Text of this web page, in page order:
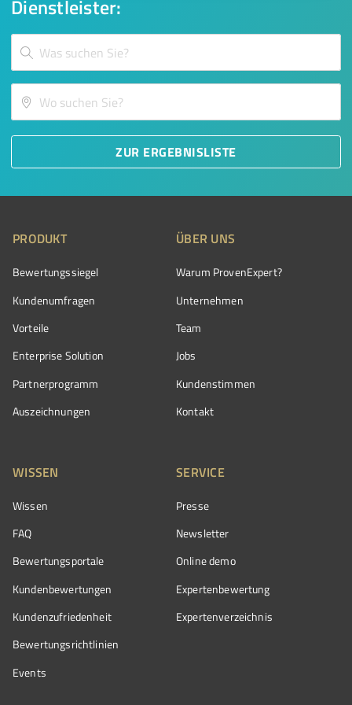
Dienstleister:
ZUR ERGEBNISLISTE
PRODUKT
Bewertungssiegel
Kundenumfragen
Vorteile
Enterprise Solution
Partnerprogramm
Auszeichnungen
ÜBER UNS
Warum ProvenExpert?
Unternehmen
Team
Jobs
Kundenstimmen
Kontakt
WISSEN
Wissen
FAQ
Bewertungsportale
Kundenbewertungen
Kundenzufriedenheit
Bewertungs­richtlinien
Events
SERVICE
Presse
Newsletter
Online demo
Expertenbewertung
Expertenverzeichnis